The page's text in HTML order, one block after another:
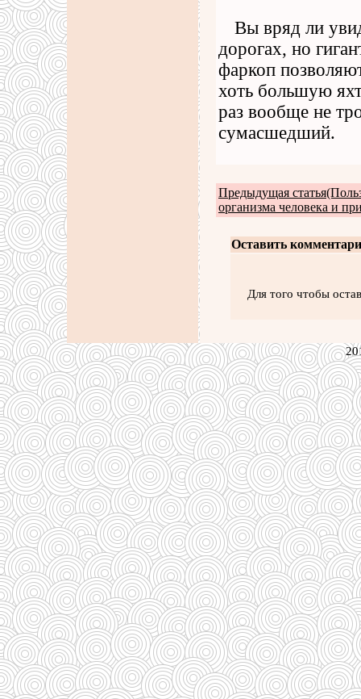
Вы вряд ли
дорогах, но
фаркоп
хоть большую
раз вообще не
сумасшедший.
Предыдущая
организма человека и
Оставить
Для того чтобы